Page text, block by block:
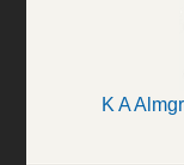
K A